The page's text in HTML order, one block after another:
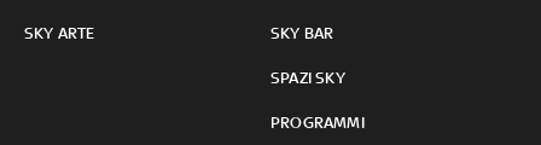
SKY ARTE SKY BAR
SPAZI SKY
PROGRAMMI